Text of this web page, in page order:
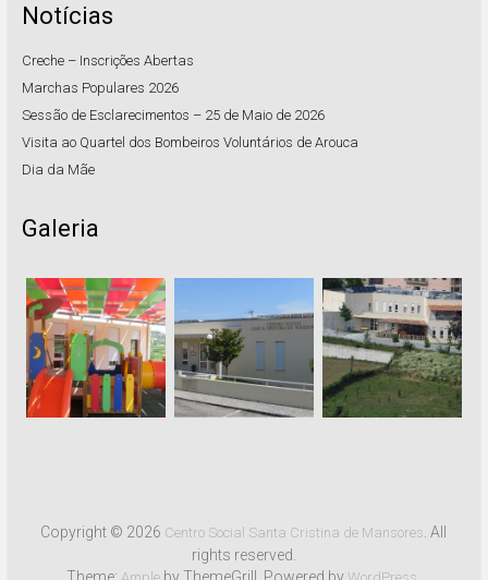
Notícias
Creche – Inscrições Abertas
Marchas Populares 2026
Sessão de Esclarecimentos – 25 de Maio de 2026
Visita ao Quartel dos Bombeiros Voluntários de Arouca
Dia da Mãe
Galeria
Copyright © 2026 Centro Social Santa Cristina de Mansores . All
rights reserved.